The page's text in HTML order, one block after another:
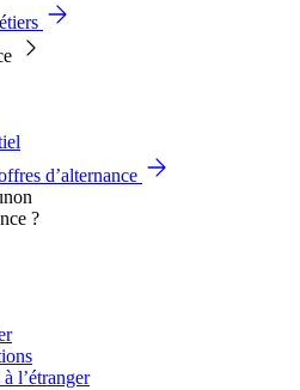
d’alternance
?
l’étranger